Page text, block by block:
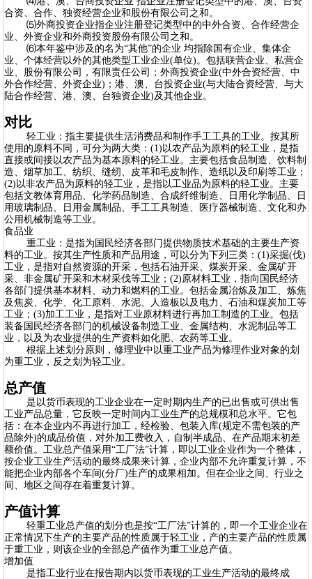
合资、合作、独资经营企业和股份有限公司之和。
⑸外商投资企业指企业注册登记类型中的中外合资、合作经营企
业、外资企业和外商投资股份有限公司之和。
⑹本年鉴中涉及的名为“其他”的企业 均指除国有企业、集体企
业、个体经营以外的其他类型工业企业(单位)。包括联营企业、私营企
业、股份有限公司，有限责任公司；外商投资企业(中外合资经营、中
外合作经营、外资企业)；港、澳、台投资企业(与大陆合资经营、与大
陆合作经营、港、澳、台独资企业)及其他企业。
对比
轻工业：指主要提供生活消费品和制作手工工具的工业。按其所
使用的原料不同，可分为两大类：(1)以农产品为原料的轻工业，是指
直接或间接以农产品为基本原料的轻工业。主要包括食品制造、饮料制
造、烟草加工、纺织、缝纫、皮革和毛皮制作、造纸以及印刷等工业；
(2)以非农产品为原料的轻工业，是指以工业品为原料的轻工业。主要
包括文教体育用品、化学药品制造、合成纤维制造、日用化学制品、日
用玻璃制品、日用金属制品、手工工具制造、医疗器械制造、文化和办
公用机械制造等工业。
食品业
重工业：是指为国民经济各部门提供物质技术基础的主要生产资
料的工业。按其生产性质和产品用途，可以分为下列三类：(1)采掘(伐)
工业，是指对自然资源的开采，包括石油开采、煤炭开采、金属矿开
采、非金属矿开采和木材采伐等工业；(2)原材料工业，指向国民经济
各部门提供基本材料、动力和燃料的工业。包括金属冶炼及加工、炼焦
及焦炭、化学、化工原料、水泥、人造板以及电力、石油和煤炭加工等
工业；(3)加工工业，是指对工业原材料进行再加工制造的工业。包括
装备国民经济各部门的机械设备制造工业、金属结构、水泥制品等工
业，以及为农业提供的生产资料如化肥、农药等工业。
根据上述划分原则，修理业中以重工业产品为修理作业对象的划
为重工业，反之划为轻工业。
总产值
是以货币表现的工业企业在一定时期内生产的已出售或可供出售
工业产品总量，它反映一定时间内工业生产的总规模和总水平。它包
括：在本企业内不再进行加工，经检验、包装入库(规定不需包装的产
品除外)的成品价值，对外加工费收入，自制半成品、在产品期末初差
额价值。工业总产值采用“工厂法”计算，即以工业企业作为一个整体，
按企业工业生产活动的最终成果来计算，企业内部不允许重复计算，不
能把企业内部各个车间(分厂)生产的成果相加。但在企业之间、行业之
间、地区之间存在着重复计算。
产值计算
轻重工业总产值的划分也是按“工厂法”计算的，即一个工业企业在
正常情况下生产的主要产品的性质属于轻工业，产的主要产品的性质属
于重工业，则该企业的全部总产值作为重工业总产值。
增加值
是指工业行业在报告期内以货币表现的工业生产活动的最终成